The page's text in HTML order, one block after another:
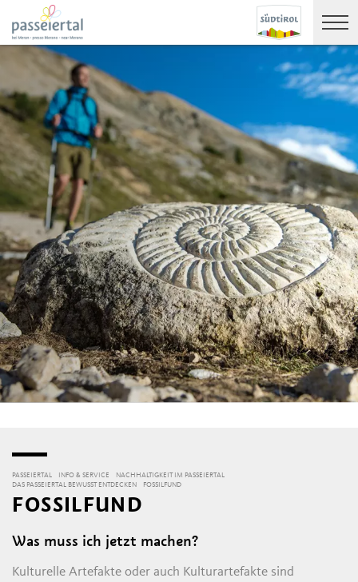
PASSEIERTAL INFO & SERVICE
NACHHALTIGKEIT IM PASSEIERTAL
DAS PASSEIERTAL BEWUSST ENTDECKEN
FOSSILFUND
FOSSILFUND
Was muss ich jetzt machen?
Kulturelle Artefakte oder auch Kulturartefakte sind